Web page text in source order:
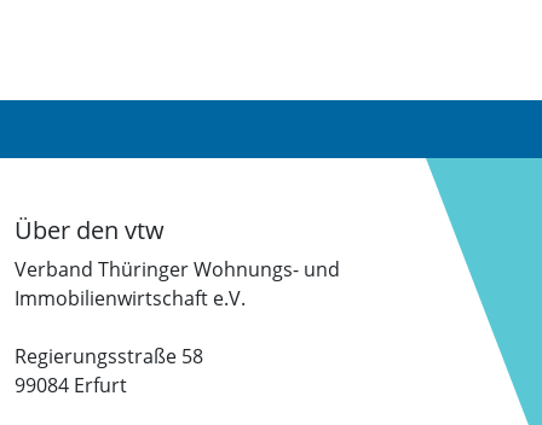
Über den vtw
Verband Thüringer Wohnungs- und
Immobilienwirtschaft e.V.
Regierungsstraße 58
99084 Erfurt